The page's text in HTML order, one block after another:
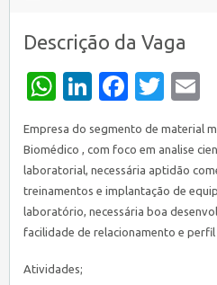
Descrição da Vaga
WhatsApp
LinkedIn
Empresa do segmento de material
Biomédico , com foco em analise
laboratorial, necessária aptidão
treinamentos e implantação de
laboratório, necessária boa
facilidade de relacionamento e
Atividades;